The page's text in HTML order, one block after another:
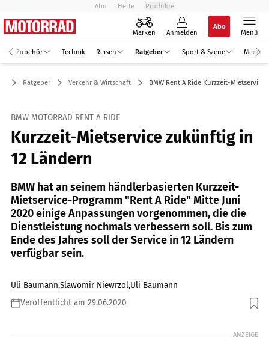
Abo Hefte Produkte
Marken Anmelden
Abo
Menü
Zubehör Technik Reisen Ratgeber Sport & Szene Markt
Ratgeber Verkehr & Wirtschaft BMW Rent A Ride Kurzzeit-Mietservice
BMW MOTORRAD RENT A RIDE
Kurzzeit-Mietservice zukünftig in
12 Ländern
BMW hat an seinem händlerbasierten Kurzzeit-
Mietservice-Programm "Rent A Ride" Mitte Juni
2020 einige Anpassungen vorgenommen, die die
Dienstleistung nochmals verbessern soll. Bis zum
Ende des Jahres soll der Service in 12 Ländern
verfügbar sein.
Uli Baumann,Slawomir Niewrzol,Uli Baumann
Veröffentlicht am 29.06.2020
Foto: BMW Motorrad.
ANZEIGE